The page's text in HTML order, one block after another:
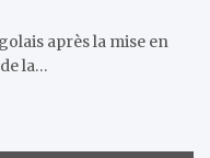
après la mise en
la…